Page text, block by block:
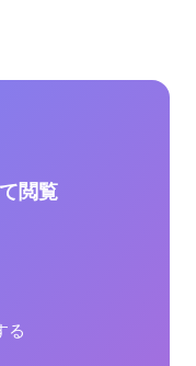
閲覧
る